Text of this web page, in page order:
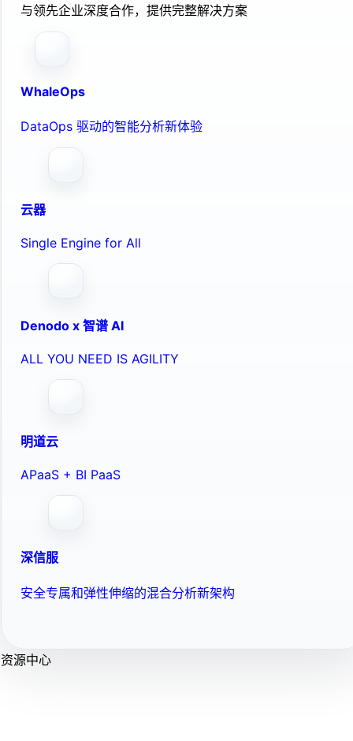
与领先企业深度合作，提供完整解决方案
WhaleOps
DataOps 驱动的智能分析新体验
云器
Single Engine for All
Denodo x 智谱 AI
ALL YOU NEED IS AGILITY
明道云
APaaS + BI PaaS
深信服
安全专属和弹性伸缩的混合分析新架构
资源中心